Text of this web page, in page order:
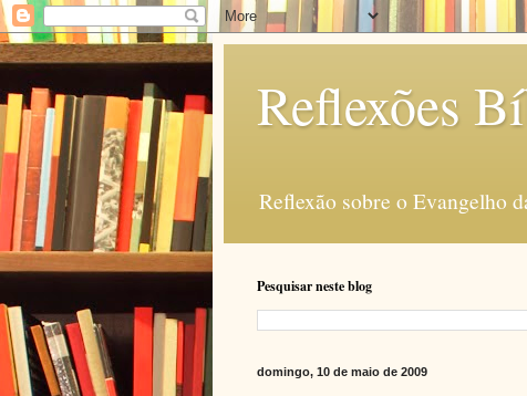
Reflexões
Reflexão sobre o Evangelho
Pesquisar neste blog
domingo, 10 de maio de 2009